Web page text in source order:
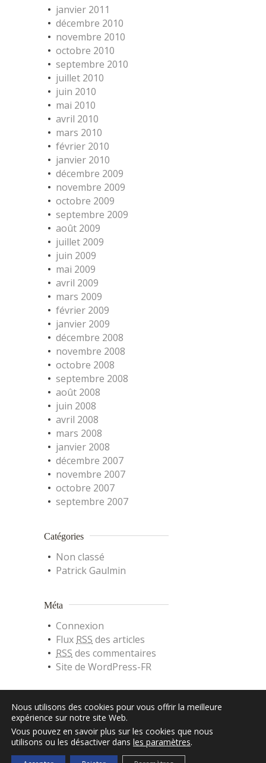
janvier 2011
décembre 2010
novembre 2010
octobre 2010
septembre 2010
juillet 2010
juin 2010
mai 2010
avril 2010
mars 2010
février 2010
janvier 2010
décembre 2009
novembre 2009
octobre 2009
septembre 2009
août 2009
juillet 2009
juin 2009
mai 2009
avril 2009
mars 2009
février 2009
janvier 2009
décembre 2008
novembre 2008
octobre 2008
septembre 2008
août 2008
juin 2008
avril 2008
mars 2008
janvier 2008
décembre 2007
novembre 2007
octobre 2007
septembre 2007
Catégories
Non classé
Patrick Gaulmin
Méta
Connexion
Flux RSS des articles
RSS des commentaires
Site de WordPress-FR
Nous utilisons des cookies pour vous offrir la meilleure
expérience sur notre site Web.
Vous pouvez en savoir plus sur les cookies que nous
utilisons ou les désactiver dans les paramètres.